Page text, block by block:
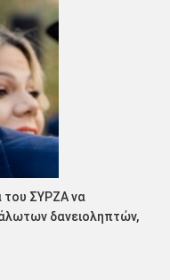
του ΣΥΡΖΑ να
δανειοληπτών,